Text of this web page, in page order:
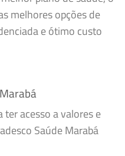
melhores opções de
e ótimo custo
ter acesso a valores e
Saúde Marabá